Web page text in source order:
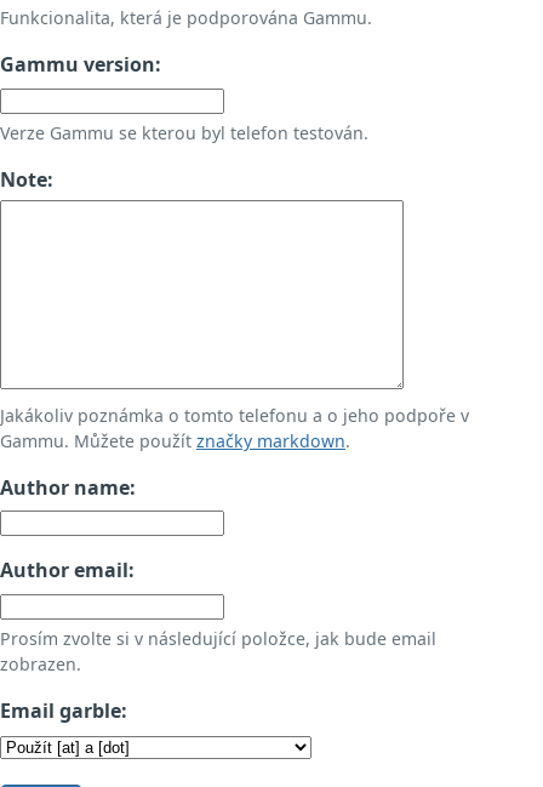
Funkcionalita, která je podporována Gammu.
Gammu version:
Verze Gammu se kterou byl telefon testován.
Note:
Jakákoliv poznámka o tomto telefonu a o jeho podpoře v
Gammu. Můžete použít značky markdown.
Author name:
Author email:
Prosím zvolte si v následující položce, jak bude email
zobrazen.
Email garble: